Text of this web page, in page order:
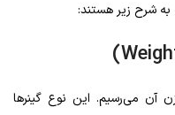
به شرح زیر هستند:
)
آن می‌رسیم. این نوع گینرها